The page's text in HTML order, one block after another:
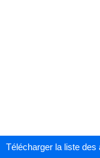
Télécharger la liste